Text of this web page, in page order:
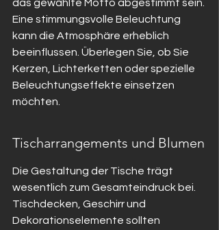
das gewählte Motto abgestimmt sein.
Eine stimmungsvolle Beleuchtung
kann die Atmosphäre erheblich
beeinflussen. Überlegen Sie, ob Sie
Kerzen, Lichterketten oder spezielle
Beleuchtungseffekte einsetzen
möchten.
Tischarrangements und Blumen
Die Gestaltung der Tische trägt
wesentlich zum Gesamteindruck bei.
Tischdecken, Geschirr und
Dekorationselemente sollten